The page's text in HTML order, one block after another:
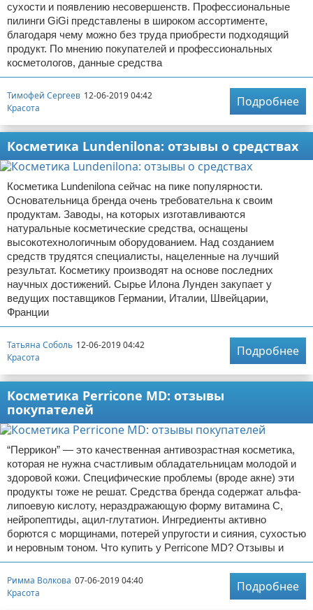
сухости и появлению несовершенств. Профессиональные
пилинги GiGi представлены в широком ассортименте,
благодаря чему можно без труда приобрести подходящий
продукт. По мнению покупателей и профессиональных
косметологов, данные средства
Тимофей Сергеев 12-06-2019 04:42
Красота
Подробнее
Косметика Lundenilona: отзывы о средствах
Косметика Lundenilona сейчас на пике популярности.
Основательница бренда очень требовательна к своим
продуктам. Заводы, на которых изготавливаются
натуральные косметические средства, оснащены
высокотехнологичным оборудованием. Над созданием
средств трудятся специалисты, нацеленные на лучший
результат. Косметику производят на основе последних
научных достижений. Сырье Илона Лунден закупает у
ведущих поставщиков Германии, Италии, Швейцарии,
Франции
Татьяна Соболь 12-06-2019 04:42
Красота
Подробнее
Косметика Perricone MD: отзывы
покупателей
“Перрикон” — это качественная антивозрастная косметика,
которая не нужна счастливым обладательницам молодой и
здоровой кожи. Специфические проблемы (вроде акне) эти
продукты тоже не решат. Средства бренда содержат альфа-
липоевую кислоту, нераздражающую форму витамина С,
нейропептиды, ацил-глутатион. Ингредиенты активно
борются с морщинами, потерей упругости и сияния, сухостью
и неровным тоном. Что купить у Perricone MD? Отзывы и
Римма Волкова 07-06-2019 04:40
Красота
Подробнее